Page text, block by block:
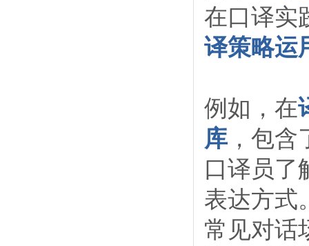
在口译实
译策略运
例如，在
库 ，包
口译员了
表达方式
常见对话